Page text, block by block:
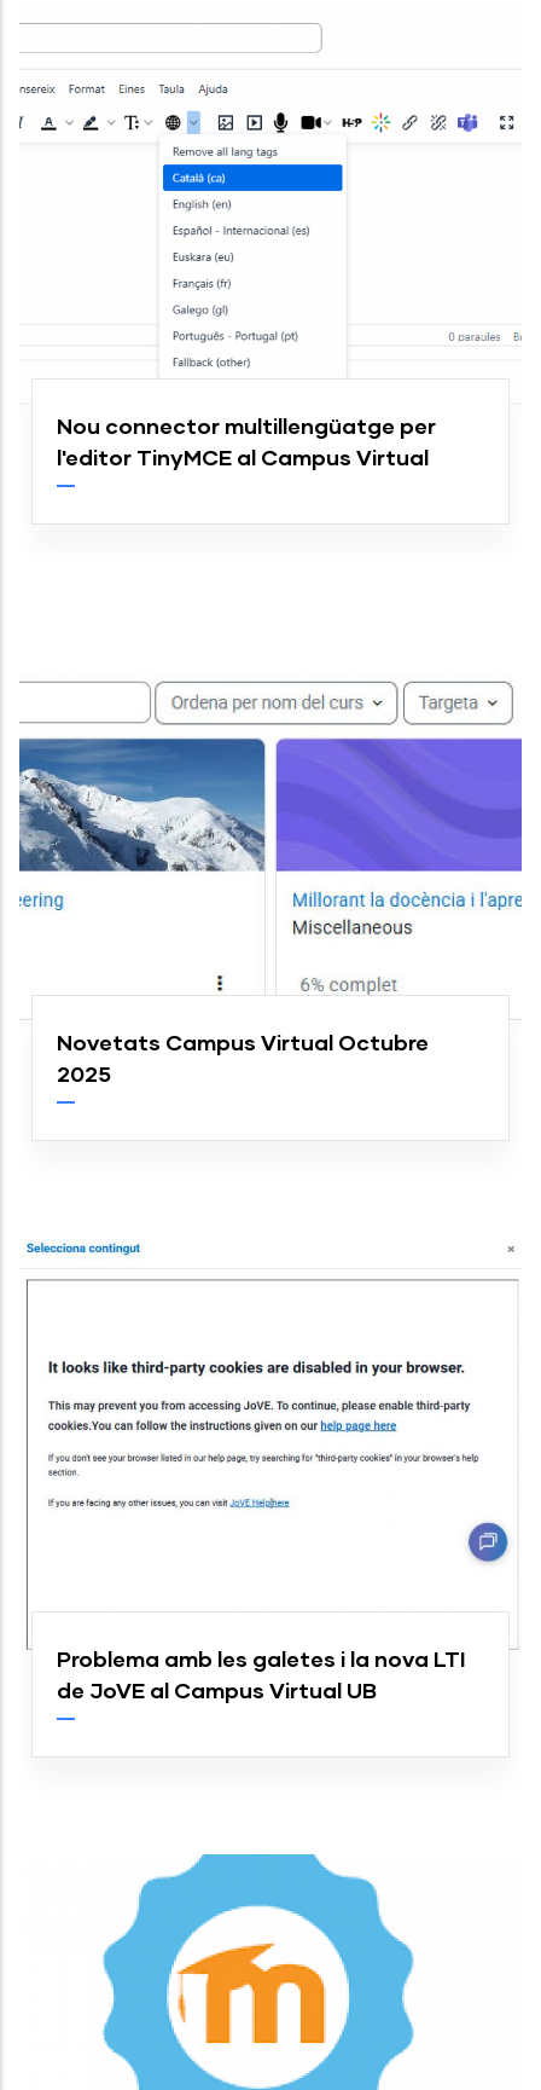
Nou connector multillengüatge per
l'editor TinyMCE al Campus Virtual
Novetats Campus Virtual Octubre
2025
Problema amb les galetes i la nova LTI
de JoVE al Campus Virtual UB